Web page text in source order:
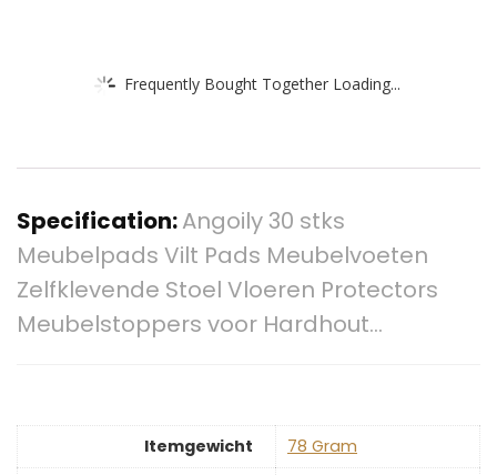
Frequently Bought Together Loading...
Specification:Angoily 30 stks
Meubelpads Vilt Pads Meubelvoeten
Zelfklevende Stoel Vloeren Protectors
Meubelstoppers voor Hardhout…
Itemgewicht
‎78 Gram